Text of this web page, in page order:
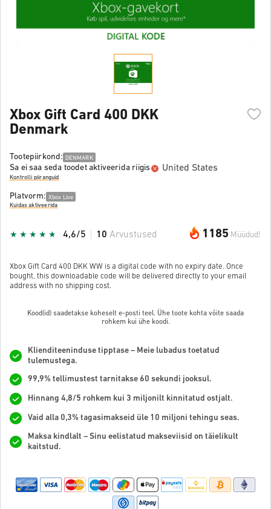
Xbox Gift Card 400 DKK
Denmark
Tootepiirkond: DENMARK
Sa ei saa seda toodet aktiveerida riigis United States
Kontrolli piiranguid
Platvorm: Xbox Live
Kuidas aktiveerida
1185 Müüdud!
4,6/5 10 Arvustused
Xbox Gift Card 400 DKK WW is a digital code with no expiry date. Once
bought, this downloadable code will be delivered directly to your email
address with no shipping cost.
Kood(id) saadetakse koheselt e-posti teel. Ühe toote kohta võite saada
rohkem kui ühe koodi.
Klienditeeninduse tipptase – Meie lubadus toetatud
tulemustega.
99,9% tellimustest tarnitakse 60 sekundi jooksul.
Hinnang 4,8/5 rohkem kui 3 miljonilt kinnitatud ostjalt.
Vaid alla 0,3% tagasimakseid üle 10 miljoni tehingu seas.
Maksa kindlalt – Sinu eelistatud makseviisid on täielikult
kaitstud.